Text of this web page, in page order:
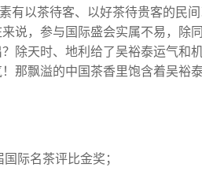
有以茶待客、以好茶待贵客的民
说，参与国际盛会实属不易，除
除天时、地利给了吴裕泰运气和
那飘溢的中国茶香里饱含着吴裕
际名茶评比金奖；